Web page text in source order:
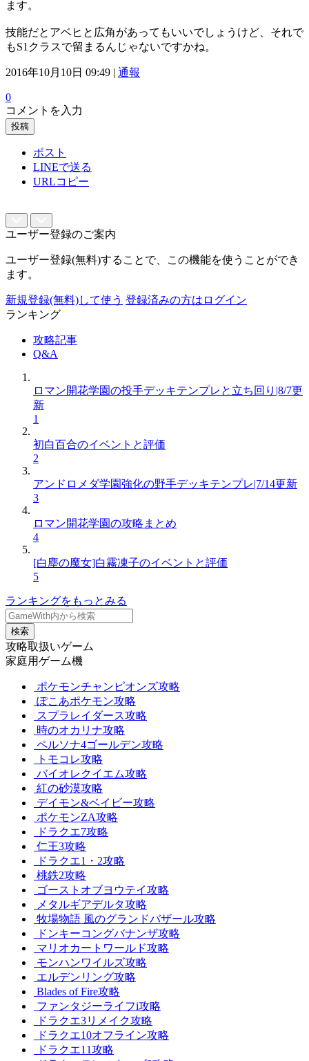
ます。
技能だとアベヒと広角があってもいいでしょうけど、それで
もS1クラスで留まるんじゃないですかね。
2016年10月10日 09:49 | 通報
0
コメントを入力
投稿
ポスト
LINEで送る
URLコピー
ユーザー登録のご案内
ユーザー登録(無料)することで、この機能を使うことができ
ます。
新規登録(無料)して使う 登録済みの方はログイン
ランキング
攻略記事
Q&A
ロマン開花学園の投手デッキテンプレと立ち回り|8/7更
新
1
初白百合のイベントと評価
2
アンドロメダ学園強化の野手デッキテンプレ|7/14更新
3
ロマン開花学園の攻略まとめ
4
[白塵の魔女]白霧凍子のイベントと評価
5
ランキングをもっとみる
検索
攻略取扱いゲーム
家庭用ゲーム機
ポケモンチャンピオンズ攻略
ぽこあポケモン攻略
スプラレイダース攻略
時のオカリナ攻略
ペルソナ4ゴールデン攻略
トモコレ攻略
バイオレクイエム攻略
紅の砂漠攻略
デイモン&ベイビー攻略
ポケモンZA攻略
ドラクエ7攻略
仁王3攻略
ドラクエ1・2攻略
桃鉄2攻略
ゴーストオブヨウテイ攻略
メタルギアデルタ攻略
牧場物語 風のグランドバザール攻略
ドンキーコングバナンザ攻略
マリオカートワールド攻略
モンハンワイルズ攻略
エルデンリング攻略
Blades of Fire攻略
ファンタジーライフi攻略
ドラクエ3リメイク攻略
ドラクエ10オフライン攻略
ドラクエ11攻略